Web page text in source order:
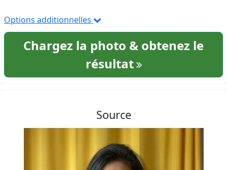
Options additionnelles
Chargez la photo & obtenez le
résultat
Source